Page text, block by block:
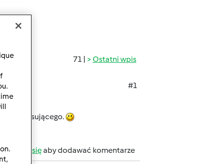
71 | Ostatni wpis
#1
miksującego.
sięaby dodawać komentarze